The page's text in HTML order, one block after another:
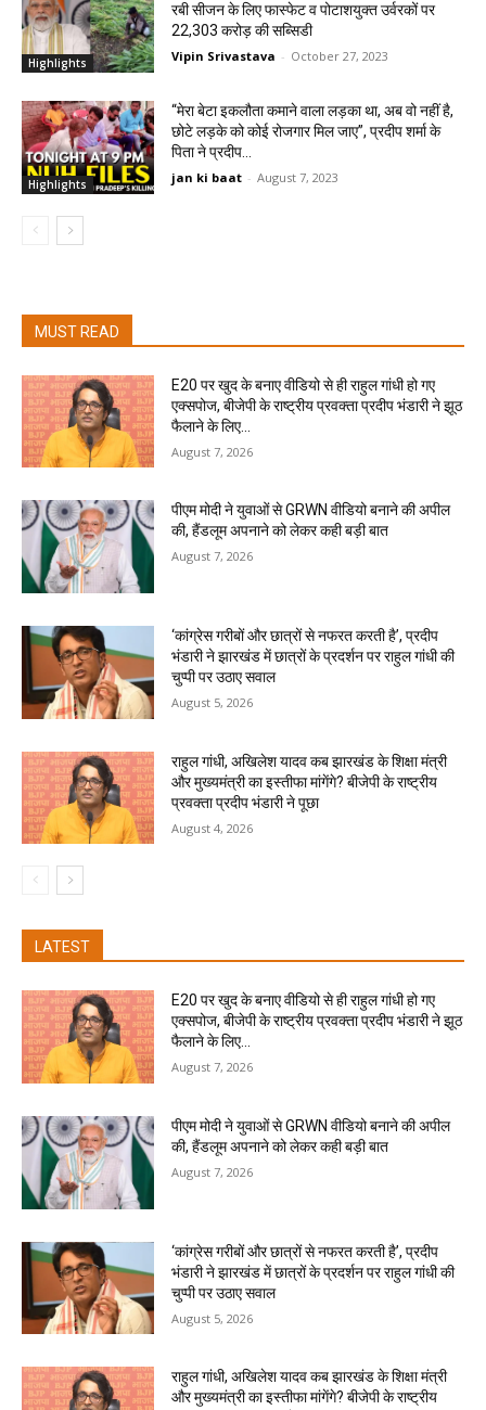
Highlights
रबी सीजन के लिए फास्फेट व पोटाशयुक्त उर्वरकों पर
22,303 करोड़ की सब्सिडी
Vipin Srivastava - October 27, 2023
Highlights
“मेरा बेटा इकलौता कमाने वाला लड़का था, अब वो नहीं है,
छोटे लड़के को कोई रोजगार मिल जाए”, प्रदीप शर्मा के
पिता ने प्रदीप...
jan ki baat - August 7, 2023
MUST READ
E20 पर खुद के बनाए वीडियो से ही राहुल गांधी हो गए
एक्सपोज, बीजेपी के राष्ट्रीय प्रवक्ता प्रदीप भंडारी ने झूठ
फैलाने के लिए...
August 7, 2026
पीएम मोदी ने युवाओं से GRWN वीडियो बनाने की अपील
की, हैंडलूम अपनाने को लेकर कही बड़ी बात
August 7, 2026
‘कांग्रेस गरीबों और छात्रों से नफरत करती है’, प्रदीप
भंडारी ने झारखंड में छात्रों के प्रदर्शन पर राहुल गांधी की
चुप्पी पर उठाए सवाल
August 5, 2026
राहुल गांधी, अखिलेश यादव कब झारखंड के शिक्षा मंत्री
और मुख्यमंत्री का इस्तीफा मांगेंगे? बीजेपी के राष्ट्रीय
प्रवक्ता प्रदीप भंडारी ने पूछा
August 4, 2026
LATEST
E20 पर खुद के बनाए वीडियो से ही राहुल गांधी हो गए
एक्सपोज, बीजेपी के राष्ट्रीय प्रवक्ता प्रदीप भंडारी ने झूठ
फैलाने के लिए...
August 7, 2026
पीएम मोदी ने युवाओं से GRWN वीडियो बनाने की अपील
की, हैंडलूम अपनाने को लेकर कही बड़ी बात
August 7, 2026
‘कांग्रेस गरीबों और छात्रों से नफरत करती है’, प्रदीप
भंडारी ने झारखंड में छात्रों के प्रदर्शन पर राहुल गांधी की
चुप्पी पर उठाए सवाल
August 5, 2026
राहुल गांधी, अखिलेश यादव कब झारखंड के शिक्षा मंत्री
और मुख्यमंत्री का इस्तीफा मांगेंगे? बीजेपी के राष्ट्रीय